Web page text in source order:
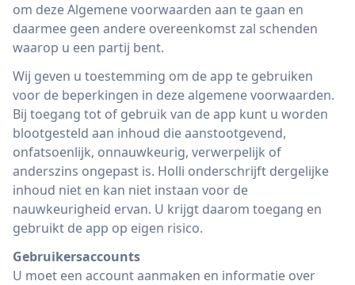
om deze Algemene voorwaarden aan te gaan en
daarmee geen andere overeenkomst zal schenden
waarop u een partij bent.
Wij geven u toestemming om de app te gebruiken
voor de beperkingen in deze algemene voorwaarden.
Bij toegang tot of gebruik van de app kunt u worden
blootgesteld aan inhoud die aanstootgevend,
onfatsoenlijk, onnauwkeurig, verwerpelijk of
anderszins ongepast is. Holli onderschrijft dergelijke
inhoud niet en kan niet instaan ​​voor de
nauwkeurigheid ervan. U krijgt daarom toegang en
gebruikt de app op eigen risico.
Gebruikersaccounts
U moet een account aanmaken en informatie over